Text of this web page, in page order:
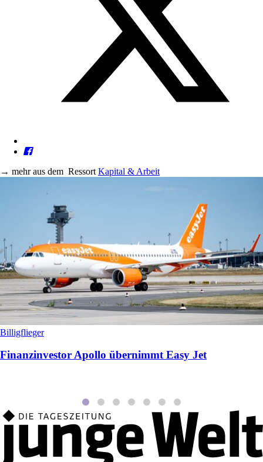
→ mehr aus dem Ressort Kapital & Arbeit
Billigflieger
Finanzinvestor Apollo übernimmt Easy Jet